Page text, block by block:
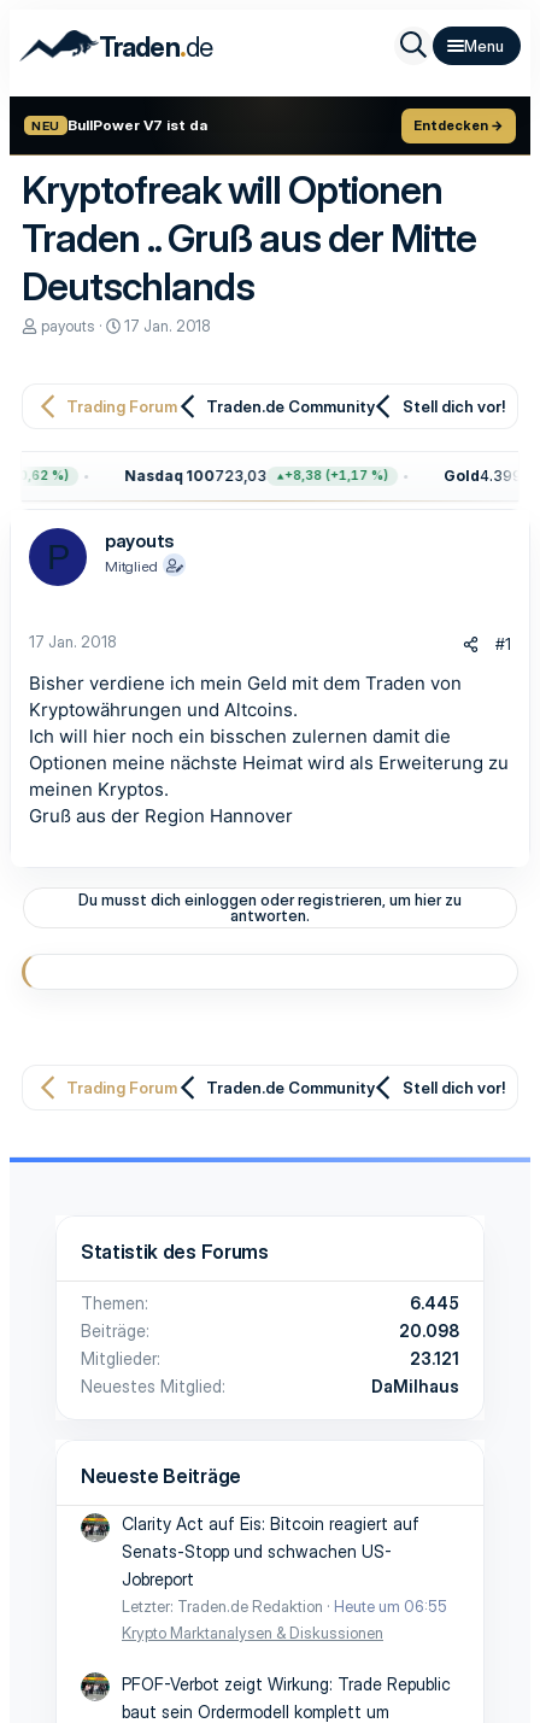
Traden.de
NEU BullPower V7 ist da Entdecken →
Kryptofreak will Optionen
Traden .. Gruß aus der Mitte
Deutschlands
E
e
r
payouts
E
e
l
a
m
17 Jan. 2018
Trading Forum Traden.de Community Stell dich vor!
%) Nasdaq 100723,03 +8,38 (+1,17 %) Gold4.399,70
P payouts
Mitglied
17 Jan. 2018 #1
Bisher verdiene ich mein Geld mit dem Traden von
Kryptowährungen und Altcoins.
Ich will hier noch ein bisschen zulernen damit die
Optionen meine nächste Heimat wird als Erweiterung zu
meinen Kryptos.
Gruß aus der Region Hannover
Du musst dich einloggen oder registrieren, um hier zu
antworten.
Trading Forum Traden.de Community Stell dich vor!
Statistik des Forums
Themen
6.445
Beiträge
20.098
Mitglieder
23.121
Neuestes Mitglied
DaMilhaus
Neueste Beiträge
Clarity Act auf Eis: Bitcoin reagiert auf
Senats-Stopp und schwachen US-
Jobreport
Letzter: Traden.de Redaktion
Heute um 06:55
Krypto Marktanalysen & Diskussionen
PFOF-Verbot zeigt Wirkung: Trade Republic
baut sein Ordermodell komplett um